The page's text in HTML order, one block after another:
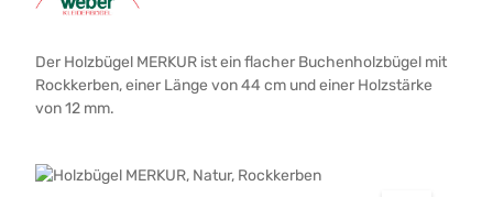
Der Holzbügel MERKUR ist ein flacher Buchenholzbügel mit
Rockkerben, einer Länge von 44 cm und einer Holzstärke
von 12 mm.
Bildergalerie überspringen